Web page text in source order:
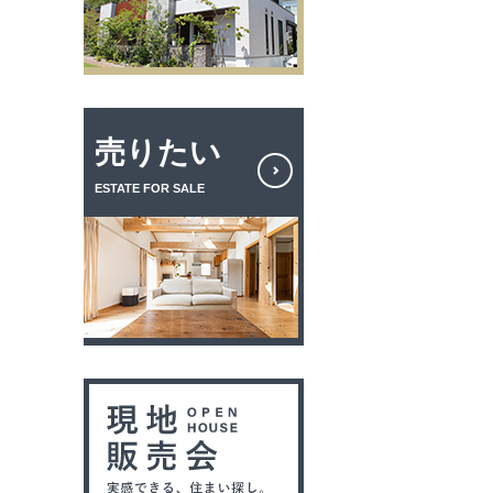
売りたい
ESTATE FOR SALE